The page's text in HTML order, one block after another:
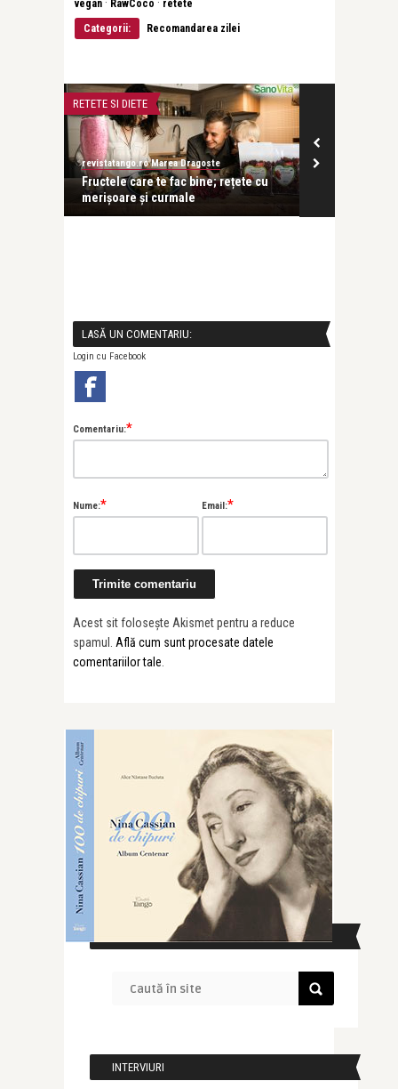
vegan RawCoco
retete
Categorii:
Recomandarea zilei
RETETE SI DIETE
revistatango.ro Marea Dragoste
Fructele care te fac bine; rețete cu
merișoare și curmale
LASĂ UN COMENTARIU:
Login cu Facebook
Comentariu:*
Nume:* Email:*
Acest sit folosește Akismet pentru a reduce
spamul. Află cum sunt procesate datele
comentariilor tale
CAUTĂ ÎN SITE
INTERVIURI